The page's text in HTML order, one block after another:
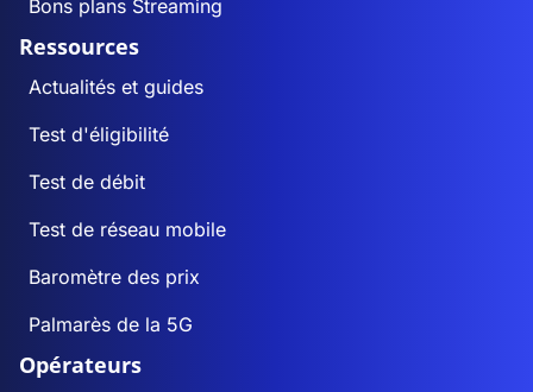
Bons plans Streaming
Ressources
Actualités et guides
Test d'éligibilité
Test de débit
Test de réseau mobile
Baromètre des prix
Palmarès de la 5G
Opérateurs